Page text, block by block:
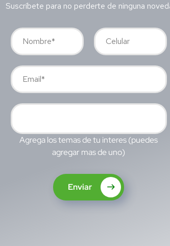
Suscríbete para no perderte de ninguna
Agrega los temas de tu interes (puedes
agregar mas de uno)
Enviar